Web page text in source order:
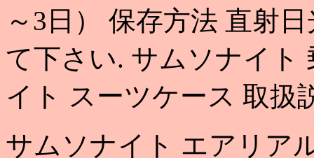
～3日） 保存方法 直射
て下さい. サムソナイト
イト スーツケース 取扱
サムソナイト エアリア